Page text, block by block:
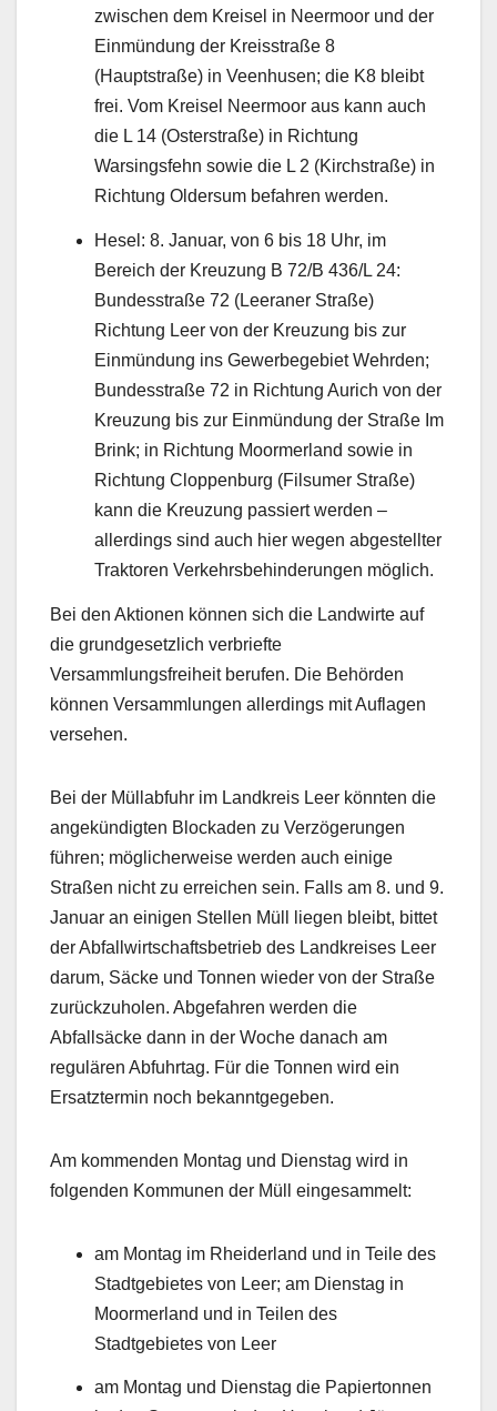
zwischen dem Kreisel in Neermoor und der
Einmündung der Kreisstraße 8
(Hauptstraße) in Veenhusen; die K8 bleibt
frei. Vom Kreisel Neermoor aus kann auch
die L 14 (Osterstraße) in Richtung
Warsingsfehn sowie die L 2 (Kirchstraße) in
Richtung Oldersum befahren werden.
Hesel: 8. Januar, von 6 bis 18 Uhr, im
Bereich der Kreuzung B 72/B 436/L 24:
Bundesstraße 72 (Leeraner Straße)
Richtung Leer von der Kreuzung bis zur
Einmündung ins Gewerbegebiet Wehrden;
Bundesstraße 72 in Richtung Aurich von der
Kreuzung bis zur Einmündung der Straße Im
Brink; in Richtung Moormerland sowie in
Richtung Cloppenburg (Filsumer Straße)
kann die Kreuzung passiert werden –
allerdings sind auch hier wegen abgestellter
Traktoren Verkehrsbehinderungen möglich.
Bei den Aktionen können sich die Landwirte auf
die grundgesetzlich verbriefte
Versammlungsfreiheit berufen. Die Behörden
können Versammlungen allerdings mit Auflagen
versehen.
Bei der Müllabfuhr im Landkreis Leer könnten die
angekündigten Blockaden zu Verzögerungen
führen; möglicherweise werden auch einige
Straßen nicht zu erreichen sein. Falls am 8. und 9.
Januar an einigen Stellen Müll liegen bleibt, bittet
der Abfallwirtschaftsbetrieb des Landkreises Leer
darum, Säcke und Tonnen wieder von der Straße
zurückzuholen. Abgefahren werden die
Abfallsäcke dann in der Woche danach am
regulären Abfuhrtag. Für die Tonnen wird ein
Ersatztermin noch bekanntgegeben.
Am kommenden Montag und Dienstag wird in
folgenden Kommunen der Müll eingesammelt:
am Montag im Rheiderland und in Teile des
Stadtgebietes von Leer; am Dienstag in
Moormerland und in Teilen des
Stadtgebietes von Leer
am Montag und Dienstag die Papiertonnen